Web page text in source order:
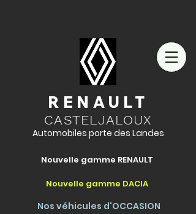
RENAULT
CASTELJALOUX
Automobiles porte des Landes
Nouvelle gamme RENAULT
Nouvelle gamme DACIA
Nos véhicules d'OCCASION